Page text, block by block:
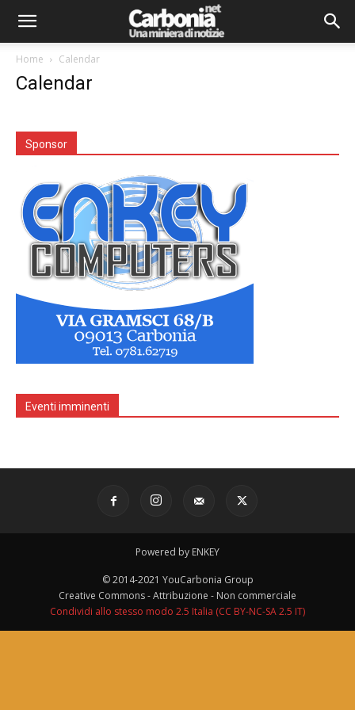
Home Calendar
Calendar
Sponsor
Eventi imminenti
Powered by ENKEY
© 2014-2021 YouCarbonia Group
Creative Commons - Attribuzione - Non commerciale
Condividi allo stesso modo 2.5 Italia (CC BY-NC-SA 2.5 IT)